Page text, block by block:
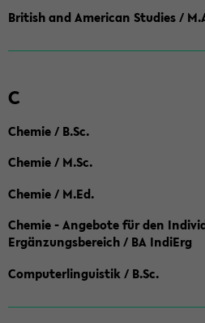
British and American Studies /
C
Chemie / B.Sc.
Chemie / M.Sc.
Chemie / M.Ed.
Chemie - Angebote für den
Ergänzungsbereich / BA IndiErg
Computerlinguistik / B.Sc.